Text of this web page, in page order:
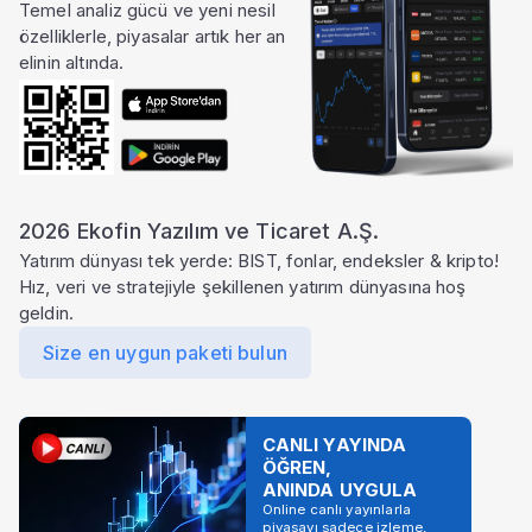
Temel analiz gücü ve yeni nesil
özelliklerle, piyasalar artık her an
elinin altında.
2026 Ekofin Yazılım ve Ticaret A.Ş.
Yatırım dünyası tek yerde: BIST, fonlar, endeksler & kripto!
Hız, veri ve stratejiyle şekillenen yatırım dünyasına hoş
geldin.
Size en uygun paketi bulun
CANLI YAYINDA
ÖĞREN,
ANINDA UYGULA
Online canlı yayınlarla
piyasayı sadece izleme,